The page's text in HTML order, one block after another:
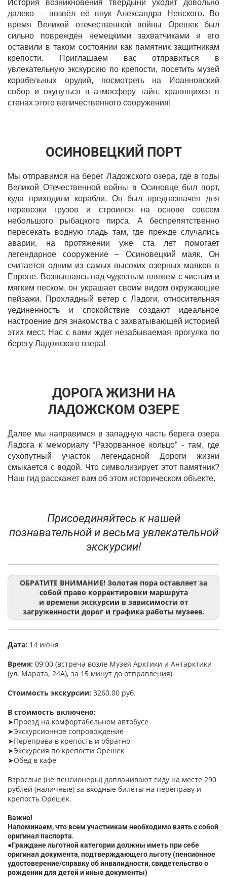
История возникновения твердыни уходит довольно
далеко – возвёл её внук Александра Невского. Во
время Великой отечественной войны Орешек был
сильно повреждён немецкими захватчиками и его
оставили в таком состоянии как памятник защитникам
крепости. Приглашаем вас отправиться в
увлекательную экскурсию по крепости, посетить музей
корабельных орудий, посмотреть на Иоанновский
собор и окунуться в атмосферу тайн, хранящихся в
стенах этого величественного сооружения!
ОСИНОВЕЦКИЙ ПОРТ
Мы отправимся на берег Ладожского озера, где в годы
Великой Отечественной войны в Осиновце был порт,
куда приходили корабли. Он был предназначен для
перевозки грузов и строился на основе совсем
небольшого рыбацкого пирса. А беспрепятственно
пересекать водную гладь там, где прежде случались
аварии, на протяжении уже ста лет помогает
легендарное сооружение – Осиновецкий маяк. Он
считается одним из самых высоких озерных маяков в
Европе. Возвышаясь над чудесным пляжем с чистым и
мягким песком, он украшает своим видом окружающие
пейзажи. Прохладный ветер с Ладоги, относительная
уединенность и спокойствие создают идеальное
настроение для знакомства с захватывающей историей
этих мест. Нас с вами ждет незабываемая прогулка по
берегу Ладожского озера!
ДОРОГА ЖИЗНИ НА
ЛАДОЖСКОМ ОЗЕРЕ
Далее мы направимся в западную часть берега озера
Ладога к мемориалу “Разорванное кольцо” - там, где
сухопутный участок легендарной Дороги жизни
смыкается с водой. Что символизирует этот памятник?
Наш гид расскажет вам об этом историческом объекте.
Присоединяйтесь к нашей
познавательной и весьма увлекательной
экскурсии!
ОБРАТИТЕ ВНИМАНИЕ! Золотая пора оставляет за
собой право корректировки маршрута
и времени экскурсии в зависимости от
загруженности дорог и графика работы музеев.
Дата: 14 июня
Время: 09:00 (встреча возле Музея Арктики и Антарктики
(ул. Марата, 24А), за 15 минут до отправления)
Стоимость экскурсии: 3260.00 руб.
В стоимость включено:
➤Проезд на комфортабельном автобусе
➤Экскурсионное сопровождение
➤Переправа в крепость и обратно
➤Экскурсия по крепости Орешек
➤Обед в кафе
Взрослые (не пенсионеры) доплачивают гиду на месте 290
рублей (наличные) за входные билеты на переправу и
крепость Орешек.
Важно!
Напоминаем, что всем участникам необходимо взять с собой
оригинал паспорта.
●Граждане льготной категории должны иметь при себе
оригинал документа, подтверждающего льготу (пенсионное
удостоверение/справку об инвалидности, свидетельство о
рождении для детей и иные документы)